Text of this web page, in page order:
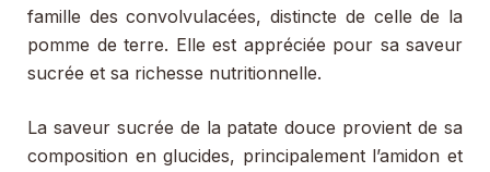
famille des convolvulacées, distincte de celle de la
pomme de terre. Elle est appréciée pour sa saveur
sucrée et sa richesse nutritionnelle.
La saveur sucrée de la patate douce provient de sa
composition en glucides, principalement l’amidon et